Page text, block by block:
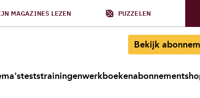
MAGAZINES LEZEN PUZZELEN
Bekijk
teststrainingenwerkboekenabonnement